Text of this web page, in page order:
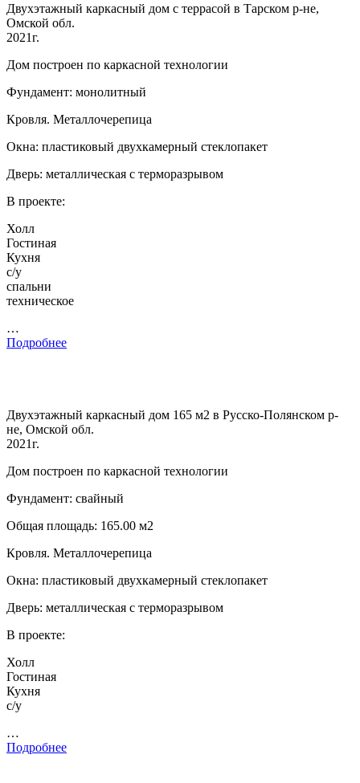
Двухэтажный каркасный дом с террасой в Тарском р-не,
Омской обл.
2021г.
Дом построен по каркасной технологии
Фундамент: монолитный
Кровля. Металлочерепица
Окна: пластиковый двухкамерный стеклопакет
Дверь: металлическая с терморазрывом
В проекте:
Холл
Гостиная
Кухня
с/у
спальни
техническое
…
Подробнее
Двухэтажный каркасный дом 165 м2 в Русско-Полянском р-
не, Омской обл.
2021г.
Дом построен по каркасной технологии
Фундамент: свайный
Общая площадь: 165.00 м2
Кровля. Металлочерепица
Окна: пластиковый двухкамерный стеклопакет
Дверь: металлическая с терморазрывом
В проекте:
Холл
Гостиная
Кухня
с/у
…
Подробнее